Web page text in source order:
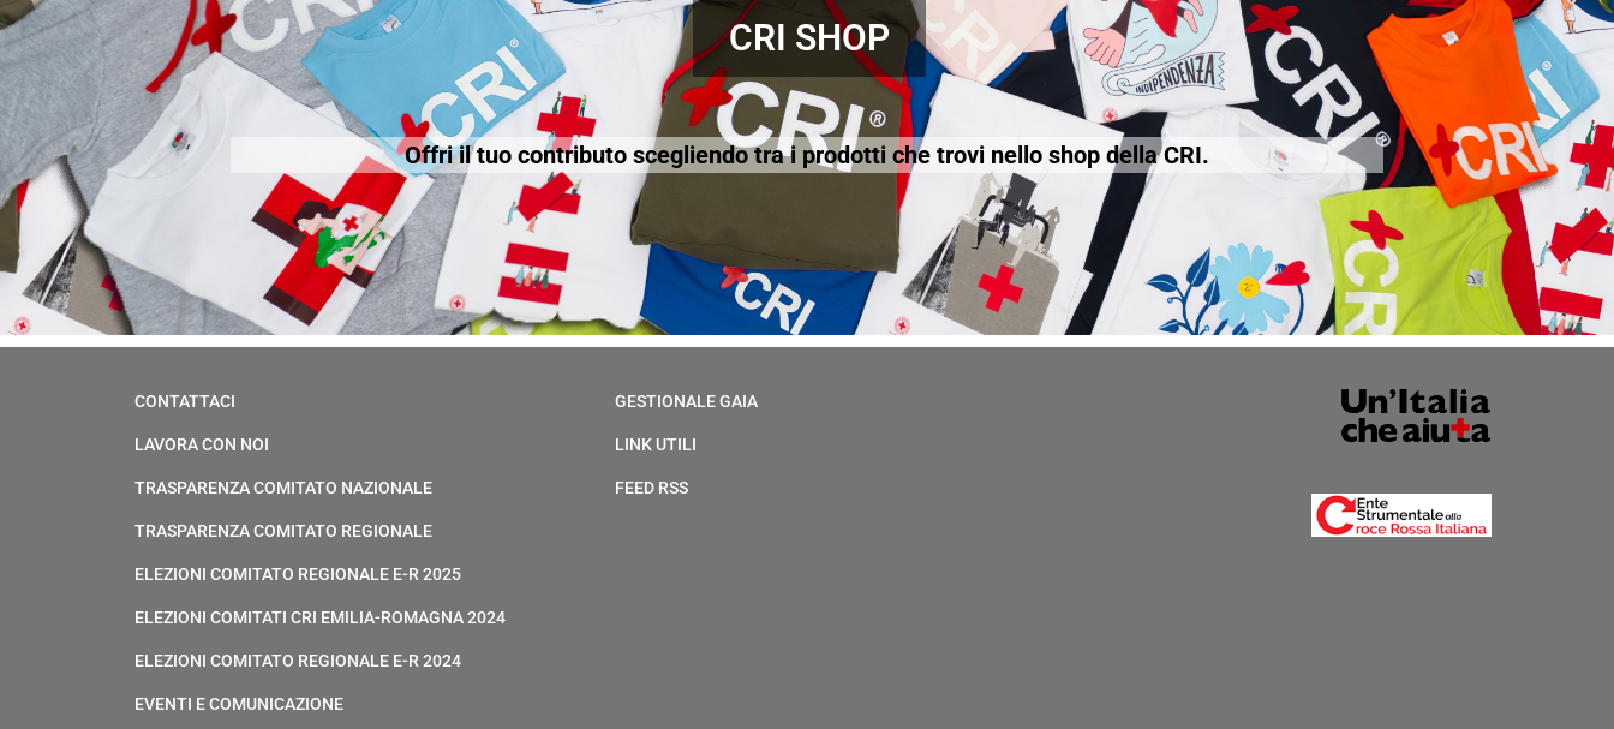
CRI SHOP
Offri il tuo contributo scegliendo tra i prodotti che trovi nello shop della CRI.
CONTATTACI
LAVORA CON NOI
TRASPARENZA COMITATO NAZIONALE
TRASPARENZA COMITATO REGIONALE
ELEZIONI COMITATO REGIONALE E-R 2025
ELEZIONI COMITATI CRI EMILIA-ROMAGNA 2024
ELEZIONI COMITATO REGIONALE E-R 2024
EVENTI E COMUNICAZIONE
GESTIONALE GAIA
LINK UTILI
FEED RSS